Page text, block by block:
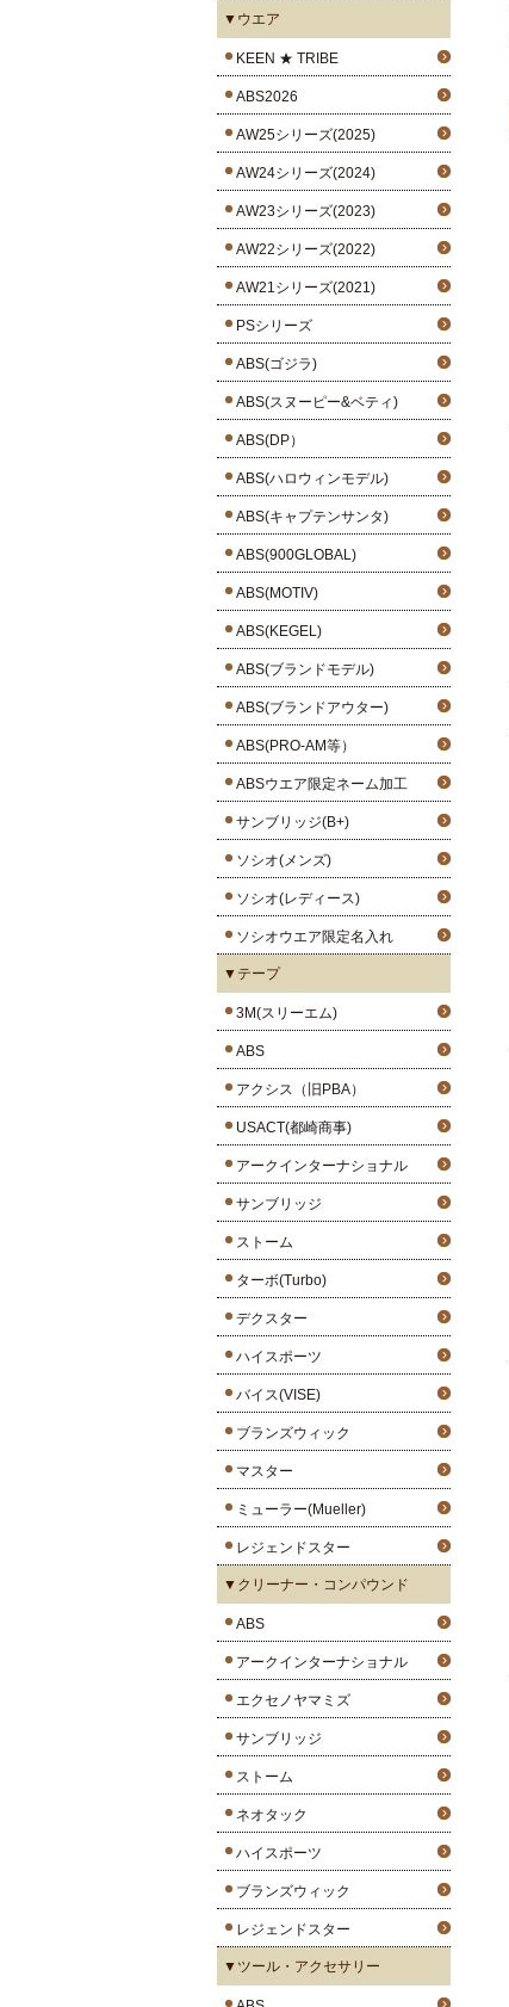
▼ウエア
KEEN ★ TRIBE
ABS2026
AW25シリーズ(2025)
AW24シリーズ(2024)
AW23シリーズ(2023)
AW22シリーズ(2022)
AW21シリーズ(2021)
PSシリーズ
ABS(ゴジラ)
ABS(スヌーピー&ベティ)
ABS(DP）
ABS(ハロウィンモデル)
ABS(キャプテンサンタ)
ABS(900GLOBAL)
ABS(MOTIV)
ABS(KEGEL)
ABS(ブランドモデル)
ABS(ブランドアウター)
ABS(PRO-AM等）
ABSウエア限定ネーム加工
サンブリッジ(B+)
ソシオ(メンズ)
ソシオ(レディース)
ソシオウエア限定名入れ
▼テープ
3M(スリーエム)
ABS
アクシス（旧PBA）
USACT(都崎商事)
アークインターナショナル
サンブリッジ
ストーム
ターボ(Turbo)
デクスター
ハイスポーツ
バイス(VISE)
ブランズウィック
マスター
ミューラー(Mueller)
レジェンドスター
▼クリーナー・コンパウンド
ABS
アークインターナショナル
エクセノヤマミズ
サンブリッジ
ストーム
ネオタック
ハイスポーツ
ブランズウィック
レジェンドスター
▼ツール・アクセサリー